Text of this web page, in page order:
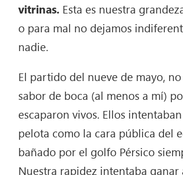
vitrinas. Esta es nuestra
o para mal no dejamos
nadie.
El partido del nueve de mayo,
sabor de boca (al menos a mí)
escaparon vivos. Ellos
pelota como la cara pública del
bañado por el golfo Pérsico
Nuestra rapidez intentaba ganar